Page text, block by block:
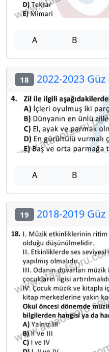
A B
18 2022-2023 Güz
A B
19 2018-2019 Güz